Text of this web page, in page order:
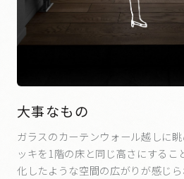
大事なもの
ガラスのカーテンウォール越しに
ッキを1階の床と同じ高さにするこ
化したような空間の広がりが感じら